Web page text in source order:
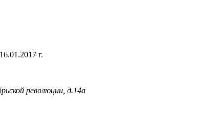
г.
революции, д.14а